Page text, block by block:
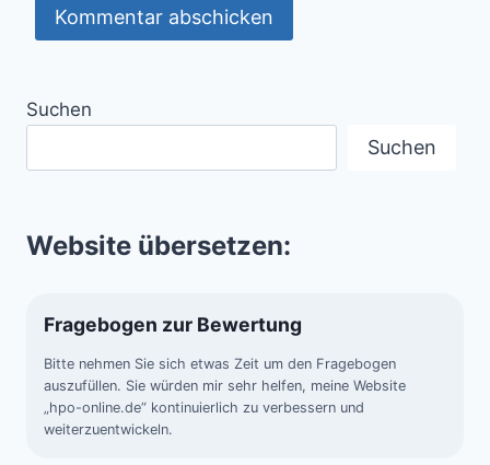
Suchen
Suchen
Website übersetzen:
Fragebogen zur Bewertung
Bitte nehmen Sie sich etwas Zeit um den Fragebogen
auszufüllen. Sie würden mir sehr helfen, meine Website
„hpo-online.de“ kontinuierlich zu verbessern und
weiterzuentwickeln.